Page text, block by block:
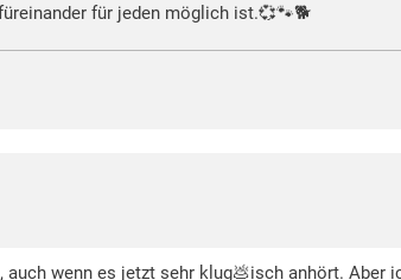
für jeden möglich ist.💞🐾🐕
wenn es jetzt sehr klug💩isch anhört. Aber